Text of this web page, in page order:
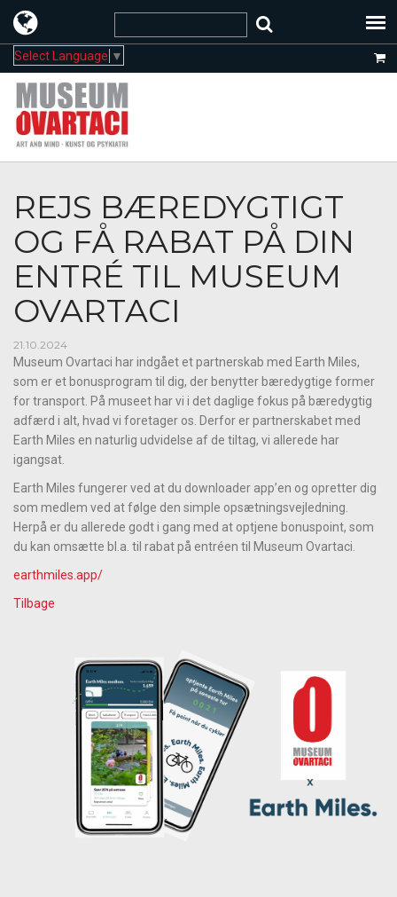
Select Language ▼
REJS BÆREDYGTIGT
OG FÅ RABAT PÅ DIN
ENTRÉ TIL MUSEUM
OVARTACI
21.10.2024
Museum Ovartaci har indgået et partnerskab med Earth Miles,
som er et bonusprogram til dig, der benytter bæredygtige former
for transport. På museet har vi i det daglige fokus på bæredygtig
adfærd i alt, hvad vi foretager os. Derfor er partnerskabet med
Earth Miles en naturlig udvidelse af de tiltag, vi allerede har
igangsat.
Earth Miles fungerer ved at du downloader app’en og opretter dig
som medlem ved at følge den simple opsætningsvejledning.
Herpå er du allerede godt i gang med at optjene bonuspoint, som
du kan omsætte bl.a. til rabat på entréen til Museum Ovartaci.
earthmiles.app/
Tilbage